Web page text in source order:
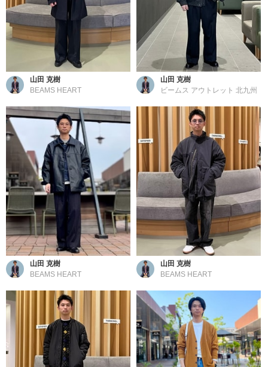
山田 克樹
BEAMS HEART
山田 克樹
ビームス アウトレット 北九州
山田 克樹
BEAMS HEART
山田 克樹
BEAMS HEART